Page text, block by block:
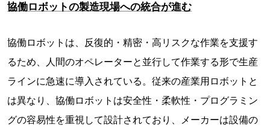
協働ロボットの製造現場への統合が進む
協働ロボットは、反復的・精密・高リスクな作業を支援す
るため、人間のオペレーターと並行して作業する形で生産
ラインに急速に導入されている。従来の産業用ロボットと
は異なり、協働ロボットは安全性・柔軟性・プログラミン
グの容易性を重視して設計されており、メーカーは設備の